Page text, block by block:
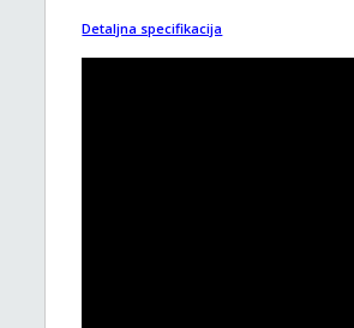
Detaljna specifikacija